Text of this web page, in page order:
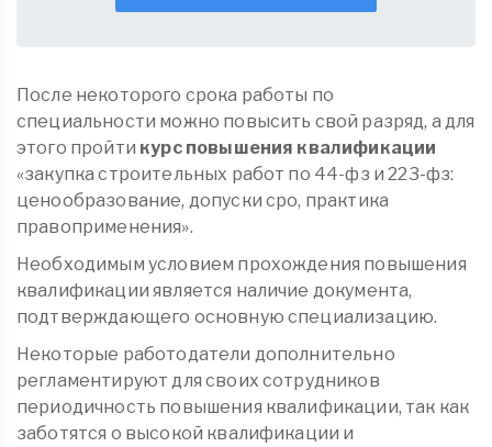
После некоторого срока работы по
специальности можно повысить свой разряд, а для
этого пройти курс повышения квалификации
«закупка строительных работ по 44-фз и 223-фз:
ценообразование, допуски сро, практика
правоприменения».
Необходимым условием прохождения повышения
квалификации является наличие документа,
подтверждающего основную специализацию.
Некоторые работодатели дополнительно
регламентируют для своих сотрудников
периодичность повышения квалификации, так как
заботятся о высокой квалификации и